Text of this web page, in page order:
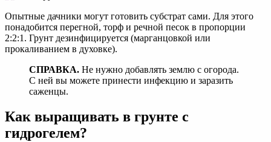
Опытные дачники могут готовить субстрат сами. Для этого
понадобится перегной, торф и речной песок в пропорции
2:2:1. Грунт дезинфицируется (марганцовкой или
прокаливанием в духовке).
СПРАВКА. Не нужно добавлять землю с огорода.
С ней вы можете принести инфекцию и заразить
саженцы.
Как выращивать в грунте с
гидрогелем?